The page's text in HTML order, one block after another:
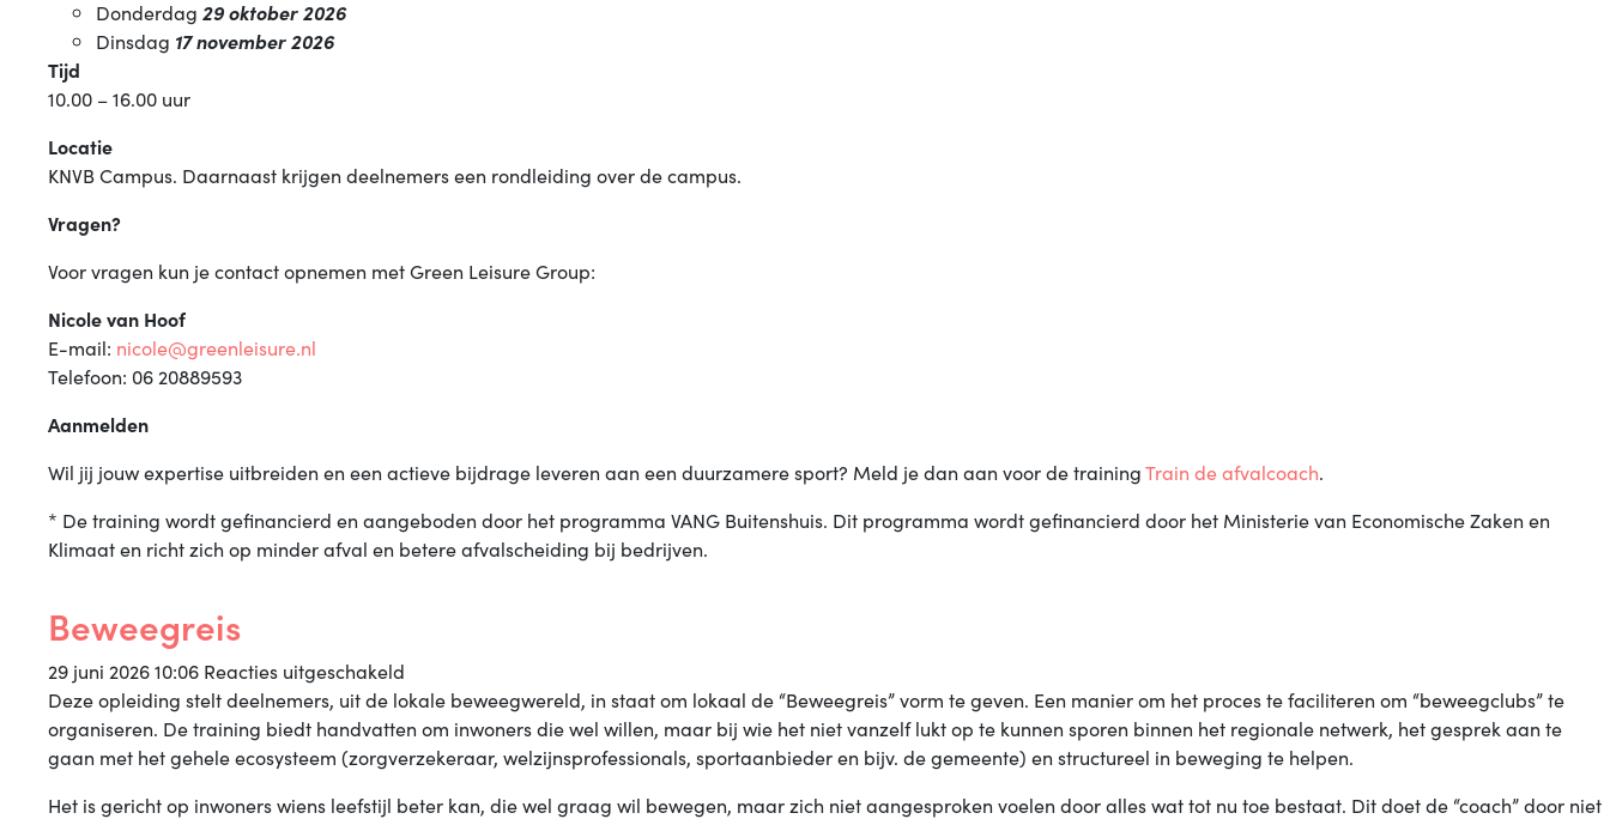
Donderdag 29 oktober 2026
Dinsdag 17 november 2026
Tijd
10.00 – 16.00 uur
Locatie
KNVB Campus. Daarnaast krijgen deelnemers een rondleiding over de campus.
Vragen?
Voor vragen kun je contact opnemen met Green Leisure Group:
Nicole van Hoof
E-mail: nicole@greenleisure.nl
Telefoon: 06 20889593
Aanmelden
Wil jij jouw expertise uitbreiden en een actieve bijdrage leveren aan een duurzamere sport? Meld je dan aan voor de trainingTrain de afvalcoach.
* De training wordt gefinancierd en aangeboden door het programma VANG Buitenshuis. Dit programma wordt gefinancierd door het Ministerie van Economische Zaken en
Klimaat en richt zich op minder afval en betere afvalscheiding bij bedrijven.
Beweegreis
29 juni 2026 10:06 Reacties uitgeschakeld
Beweegreis
Deze opleiding stelt deelnemers, uit de lokale beweegwereld, in staat om lokaal de “Beweegreis” vorm te geven. Een manier om het proces te faciliteren om “beweegclubs” te
organiseren. De training biedt handvatten om inwoners die wel willen, maar bij wie het niet vanzelf lukt op te kunnen sporen binnen het regionale netwerk, het gesprek aan te
gaan met het gehele ecosysteem (zorgverzekeraar, welzijnsprofessionals, sportaanbieder en bijv. de gemeente) en structureel in beweging te helpen.
Het is gericht op inwoners wiens leefstijl beter kan, die wel graag wil bewegen, maar zich niet aangesproken voelen door alles wat tot nu toe bestaat. Dit doet de “coach” door niet